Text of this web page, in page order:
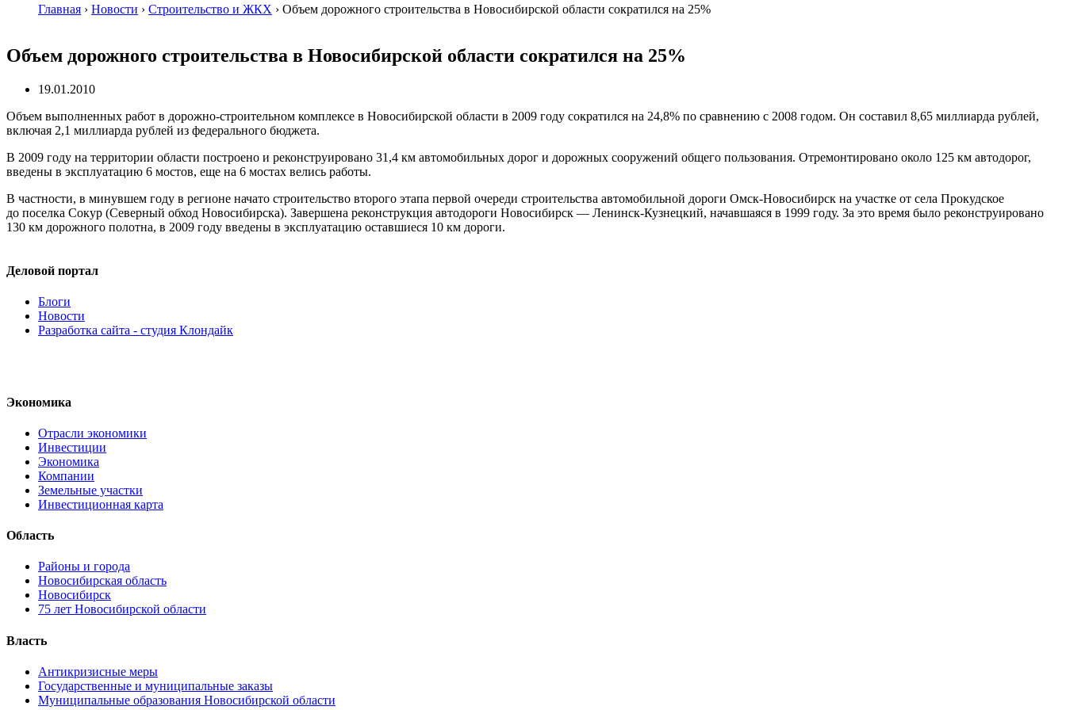
Главная › Новости › Строительство и ЖКХ › Объем дорожного строительства в Новосибирской области сократился на 25%
Объем дорожного строительства в Новосибирской области сократился на 25%
19.01.2010
Объем выполненных работ в дорожно-строительном комплексе в Новосибирской области в 2009 году сократился на 24,8% по сравнению с 2008 годом. Он составил 8,65 миллиарда рублей,
включая 2,1 миллиарда рублей из федерального бюджета.
В 2009 году на территории области построено и реконструировано 31,4 км автомобильных дорог и дорожных сооружений общего пользования. Отремонтировано около 125 км автодорог,
введены в эксплуатацию 6 мостов, еще на 6 мостах велись работы.
В частности, в минувшем году в регионе начато строительство второго этапа первой очереди строительства автомобильной дороги Омск-Новосибирск на участке от села Прокудское
до поселка Сокур (Северный обход Новосибирска). Завершена реконструкция автодороги Новосибирск — Ленинск-Кузнецкий, начавшаяся в 1999 году. За это время было реконструировано
130 км дорожного полотна, в 2009 году введены в эксплуатацию оставшиеся 10 км дороги.
Деловой портал
Блоги
Новости
Разработка сайта - студия Клондайк
Экономика
Отрасли экономики
Инвестиции
Экономика
Компании
Земельные участки
Инвестиционная карта
Область
Районы и города
Новосибирская область
Новосибирск
75 лет Новосибирской области
Власть
Антикризисные меры
Государственные и муниципальные заказы
Муниципальные образования Новосибирской области